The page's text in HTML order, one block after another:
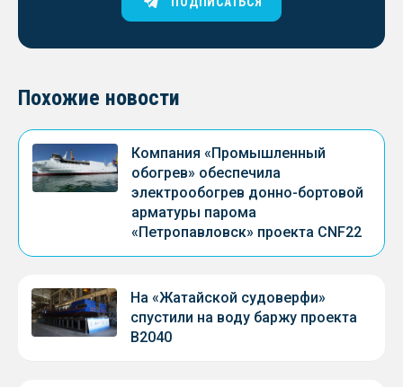
Похожие новости
Компания «Промышленный
обогрев» обеспечила
электрообогрев донно-бортовой
арматуры парома
«Петропавловск» проекта CNF22
На «Жатайской судоверфи»
спустили на воду баржу проекта
В2040